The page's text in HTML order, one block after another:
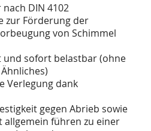
DIN 4102
zur Förderung der
von Schimmel
und sofort belastbar (ohne
Verlegung dank
gegen Abrieb sowie
allgemein führen zu einer